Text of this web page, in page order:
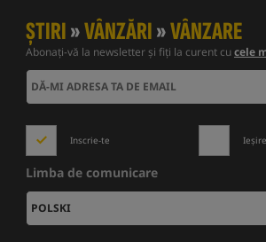
ȘTIRI»VÂNZĂRI»VÂNZARE
Abonați-vă la newsletter și fiți la curent cucele
Inscrie-te Ieșire
Limba de comunicare